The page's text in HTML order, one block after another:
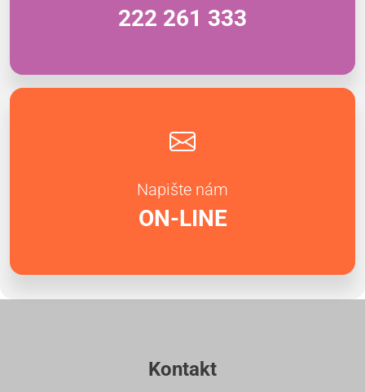
222 261 333
Napište nám
ON-LINE
Kontakt